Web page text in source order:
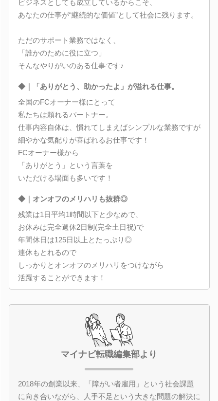
ビジネスとしても成立しているからこそ、
あなたの仕事が“継続的な価値”として社会に残ります。
ただのサポート業務ではなく、
「誰かのために役に立つ」
そんなやりがいのある仕事です♪
◆｜「ありがとう、助かったよ」が溢れる仕事。
全国のFCオーナー様にとって
私たちは頼れるパートナー。
仕事内容自体は、慣れてしまえばシンプルな業務ですが
細やかな気配りが喜ばれるお仕事です！
FCオーナー様から
「ありがとう」という言葉を
いただける場面も多いです！
◆｜オンオフのメリハリも抜群◎
残業は1日平均1時間以下と少なめで、
お休みは完全週休2日制(完全土日祝)で
年間休日は125日以上とたっぷり◎
連休もとれるので
しっかりとオンオフのメリハリをつけながら
活躍することができます！
マイナビ転職編集部より
2018年の創業以来、「障がい者雇用」という社会課題
に向き合いながら、人手不足という大きな問題の解決に